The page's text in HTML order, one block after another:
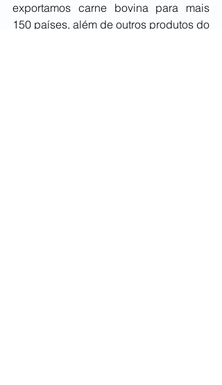
exportamos carne bovina para mais
150 países, além de outros produtos do